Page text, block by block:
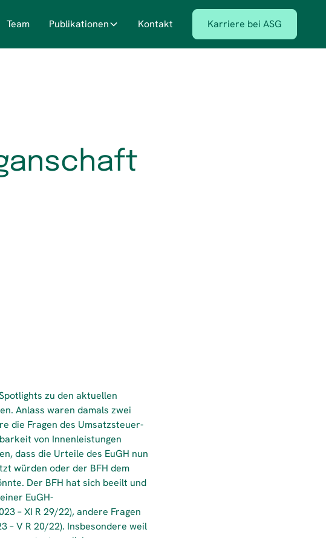
Team Publikationen Kontakt Karriere bei ASG
zu den aktuellen
Anlass waren damals zwei
die Fragen des Umsatzsteuer-
von Innenleistungen
dass die Urteile des EuGH nun
würden oder der BFH dem
Der BFH hat sich beeilt und
EuGH-
– XI R 29/22), andere Fragen
– V R 20/22). Insbesondere weil